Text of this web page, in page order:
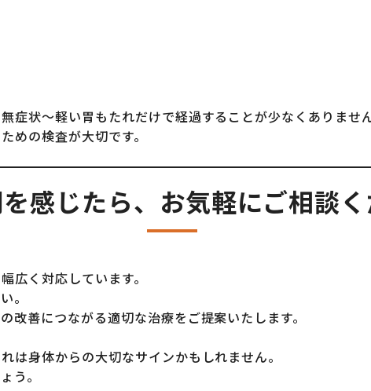
症状〜軽い胃もたれだけで経過することが少なくありません
めの検査が大切です。
感じたら、お気軽にご相談
広く対応しています。
。
善につながる適切な治療をご提案いたします。
は身体からの大切なサインかもしれません。
う。